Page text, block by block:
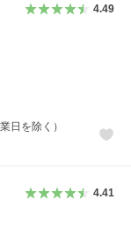
4.49
日を除く）
4.41